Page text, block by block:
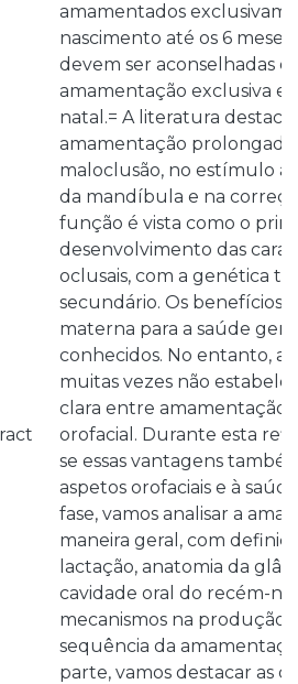
amamentados
nascimento até os 6 meses
devem ser aconselhadas
amamentação exclusiva
natal.= A literatura
amamentação
maloclusão, no estímulo
da mandíbula e na
função é vista como o
desenvolvimento das
oclusais, com a genética
secundário. Os benefícios
materna para a saúde
conhecidos. No entanto,
muitas vezes não
clara entre amamentação,
orofacial. Durante esta
se essas vantagens
aspetos orofaciais e à
fase, vamos analisar a
maneira geral, com
lactação, anatomia da
cavidade oral do recém-
mecanismos na produção
sequência da
parte, vamos destacar as